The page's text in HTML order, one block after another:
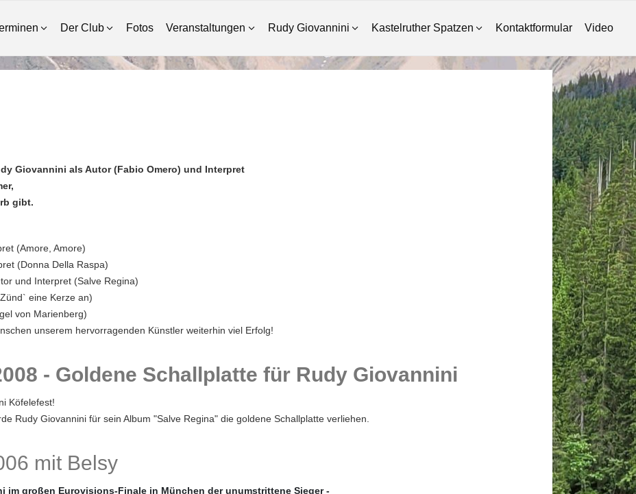
Der Club Fotos Veranstaltungen Rudy Giovannini Kastelruther Spatzen Kontaktformular Video
Giovannini als Autor (Fabio Omero) und Interpret
gibt.
(Amore, Amore)
(Donna Della Raspa)
und Interpret (Salve Regina)
eine Kerze an)
von Marienberg)
unserem hervorragenden Künstler weiterhin viel Erfolg!
- Goldene Schallplatte für Rudy Giovannini
Köfelefest!
Rudy Giovannini für sein Album "Salve Regina" die goldene Schallplatte verliehen.
mit Belsy
im großen Eurovisions-Finale in München der unumstrittene Sieger -